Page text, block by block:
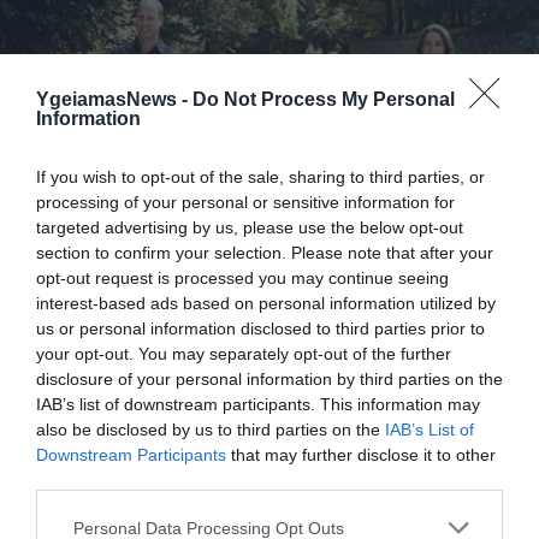
YgeiamasNews - Do Not Process My Personal
Information
If you wish to opt-out of the sale, sharing to third parties, or
processing of your personal or sensitive information for
targeted advertising by us, please use the below opt-out
section to confirm your selection. Please note that after your
opt-out request is processed you may continue seeing
interest-based ads based on personal information utilized by
us or personal information disclosed to third parties prior to
your opt-out. You may separately opt-out of the further
disclosure of your personal information by third parties on the
IAB’s list of downstream participants. This information may
also be disclosed by us to third parties on the IAB’s List of
Downstream Participants that may further disclose it to other
Please note that this website/app uses one or more Google
Personal Data Processing Opt Outs
21.07.2026 21:22
Η απλή συνήθεια που απαγόρευσε ο
πρίγκιπας Ουίλιαμ και η Κέιτ Μίντλετον
στα παιδιά τους